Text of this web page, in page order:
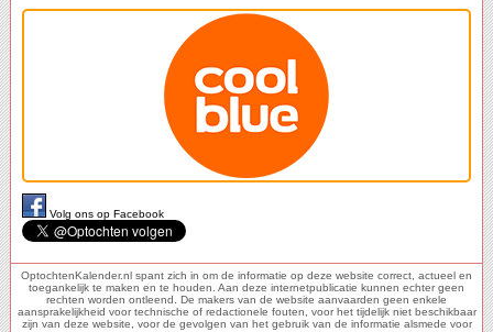
Volg ons op Facebook
OptochtenKalender.nl spant zich in om de informatie op deze website correct, actueel en
toegankelijk te maken en te houden. Aan deze internetpublicatie kunnen echter geen
rechten worden ontleend. De makers van de website aanvaarden geen enkele
aansprakelijkheid voor technische of redactionele fouten, voor het tijdelijk niet beschikbaar
zijn van deze website, voor de gevolgen van het gebruik van de informatie alsmede voor